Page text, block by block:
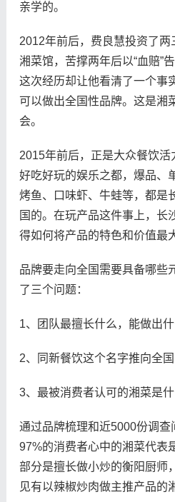
亲学的。
2012年前后，费良慧投资了
湘菜馆，苦撑两年后以“血赔”
这次经历却让他看清了一个事
可以做出全国性品牌。这是湘
会。
2015年前后，正是大众餐饮
好吃好玩的娱乐之都，爆品、
烤鱼、口味虾、牛蛙等，都是
国的。在玩产品这件事上，长
得如何将产品的特色和价值最
品牌要走向全国需要具备哪些
了三个问题：
1、团队最擅长什么，能做出什
2、同新餐饮这个名字推向全
3、最被消费者认可的湘菜是什
通过品牌梳理和近5000份调查
97%的消费者心中的湘菜代表
部分是擅长做小炒的衡阳厨师
见有以辣椒炒肉做主推产品的